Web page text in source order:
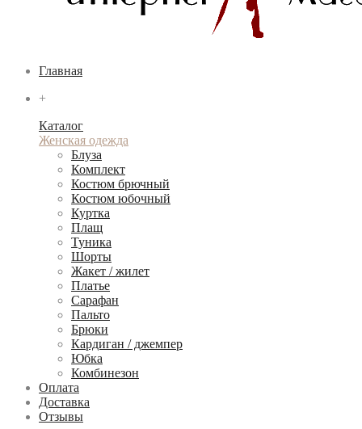
Главная
+
Каталог
Женская одежда
Блуза
Комплект
Костюм брючный
Костюм юбочный
Куртка
Плащ
Туника
Шорты
Жакет / жилет
Платье
Сарафан
Пальто
Брюки
Кардиган / джемпер
Юбка
Комбинезон
Оплата
Доставка
Отзывы